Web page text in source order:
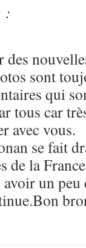
:
des
sont
qui
tous car
avec vous.
se fait
de la
un peu